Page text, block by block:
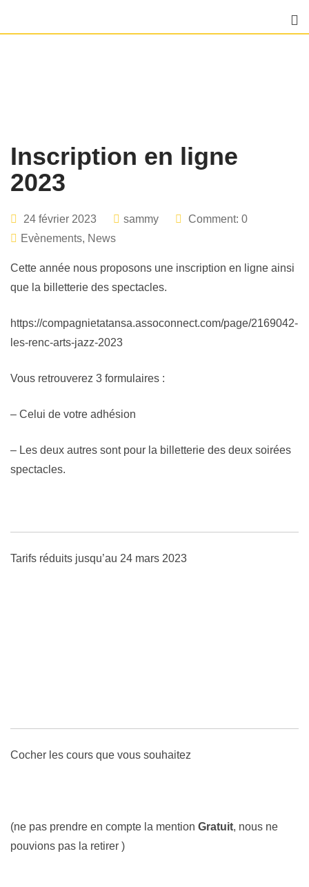
Inscription en ligne
2023
24 février 2023 sammy
Comment: 0
Evènements, News
Cette année nous proposons une inscription en ligne ainsi
que la billetterie des spectacles.
https://compagnietatansa.assoconnect.com/page/2169042-
les-renc-arts-jazz-2023
Vous retrouverez 3 formulaires :
– Celui de votre adhésion
– Les deux autres sont pour la billetterie des deux soirées
spectacles.
Tarifs réduits jusqu’au 24 mars 2023
Cocher les cours que vous souhaitez
(ne pas prendre en compte la mention Gratuit, nous ne
pouvions pas la retirer )